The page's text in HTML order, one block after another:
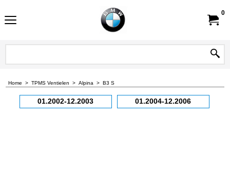
0
Home > TPMS Ventielen > Alpina > B3 S
01.2002-12.2003 01.2004-12.2006